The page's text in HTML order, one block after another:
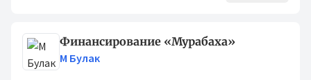
Финансирование «Мурабаха»
М Булак